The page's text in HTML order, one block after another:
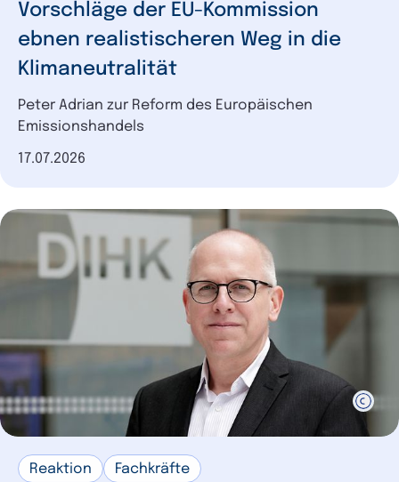
Vorschläge der EU-Kommission
ebnen realistischeren Weg in die
Klimaneutralität
Peter Adrian zur Reform des Europäischen
Emissionshandels
Datum der Veröffentlichung
17.07.2026
Reaktion Fachkräfte